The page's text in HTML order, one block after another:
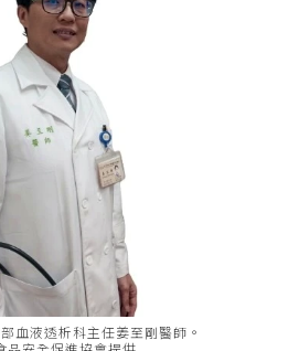
血液透析科主任姜至剛醫師。